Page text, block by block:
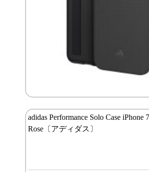
adidas Performance Solo Case iPhone
Rose〔アディダス〕